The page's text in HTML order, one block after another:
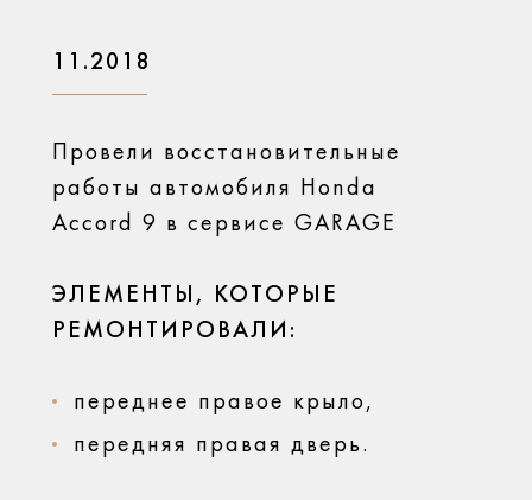
11.2018
Провели восстановительные
работы автомобиля Honda
Accord 9 в сервисе GARAGE
ЭЛЕМЕНТЫ, КОТОРЫЕ
РЕМОНТИРОВАЛИ:
переднее правое крыло,
передняя правая дверь.